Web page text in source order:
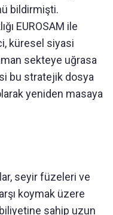
bildirmişti.
EUROSAM ile
küresel siyasi
sekteye uğrasa
bu stratejik dosya
yeniden masaya
seyir füzeleri ve
koymak üzere
sahip uzun